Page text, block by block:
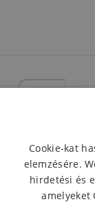
Cookie-kat
elemzésére.
hirdetési és
amelyeket